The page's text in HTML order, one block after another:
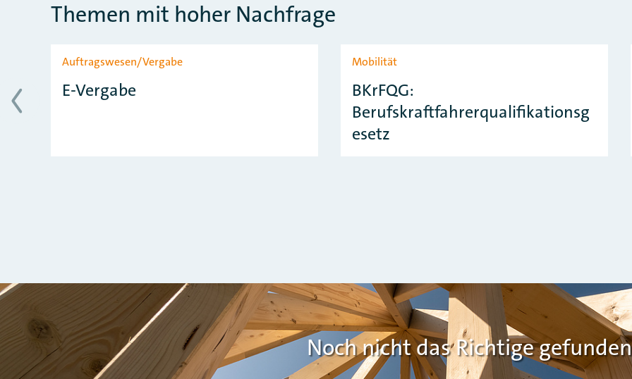
Themen mit hoher Nachfrage
Slider überspringen
Auftragswesen/Vergabe
E-Vergabe
Mobilität
BKrFQG:
Berufskraftfahrerqualifikationsg
esetz
Noch nicht das Richtige